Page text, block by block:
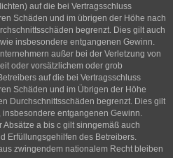
auf die bei Vertragsschluss
Schäden und im übrigen der Höhe nach
begrenzt. Dies gilt auch
insbesondere entgangenen Gewinn.
außer bei der Verletzung von
oder vorsätzlichem oder grob
auf die bei Vertragsschluss
Schäden und im Übrigen der Höhe
Durchschnittsschäden begrenzt. Dies gilt
entgangenen Gewinn.
a bis c gilt sinngemäß auch
Erfüllungsgehilfen des Betreibers.
zwingendem nationalem Recht bleiben